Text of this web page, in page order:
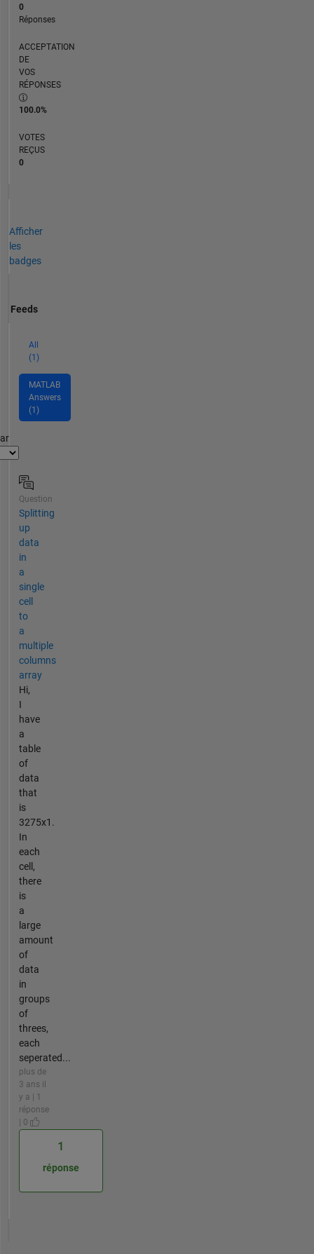
0
Réponses
ACCEPTATION
DE
VOS
RÉPONSES
100.0%
VOTES
REÇUS
0
Afficher
les
badges
Feeds
All
(1)
MATLAB
Answers
(1)
Question
Splitting
up
data
in
a
single
cell
to
a
multiple
columns
array
Hi,
I
have
a
table
of
data
that
is
3275x1.
In
each
cell,
there
is
a
large
amount
of
data
in
groups
of
threes,
each
seperated...
plus de
3 ans il
y a | 1
réponse
| 0
1
réponse